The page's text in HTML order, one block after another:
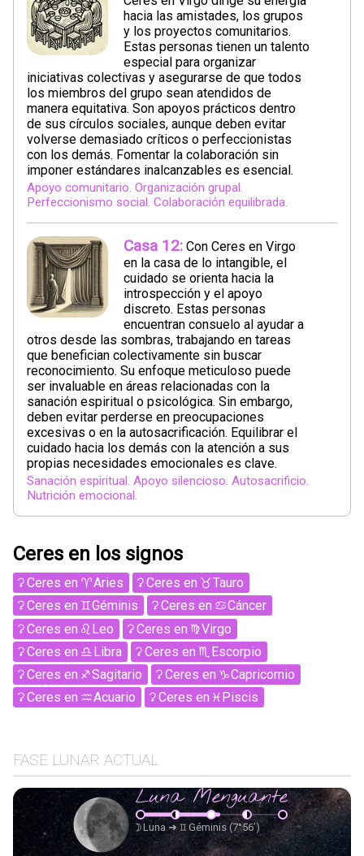
hacia las amistades, los grupos
y los proyectos comunitarios.
Estas personas tienen un talento
especial para organizar
iniciativas colectivas y asegurarse de que todos
los miembros del grupo sean atendidos de
manera equitativa. Son apoyos prácticos dentro
de sus círculos sociales, aunque deben evitar
volverse demasiado críticos o perfeccionistas
con los demás. Fomentar la colaboración sin
imponer estándares inalcanzables es esencial.
Apoyo comunitario. Organización grupal.
Perfeccionismo social. Colaboración equilibrada.
Casa 12: Con Ceres en Virgo
en la casa de lo intangible, el
cuidado se orienta hacia la
introspección y el apoyo
discreto. Estas personas
encuentran consuelo al ayudar a
otros desde las sombras, trabajando en tareas
que benefician colectivamente sin buscar
reconocimiento. Su enfoque meticuloso puede
ser invaluable en áreas relacionadas con la
sanación espiritual o psicológica. Sin embargo,
deben evitar perderse en preocupaciones
excesivas o en la autosacrificación. Equilibrar el
cuidado hacia los demás con la atención a sus
propias necesidades emocionales es clave.
Sanación espiritual. Apoyo silencioso. Autosacrificio.
Nutrición emocional.
Ceres en los signos
Ceres en Aries Ceres en
Tauro
Ceres en Géminis Ceres en
Cáncer
Ceres en Leo Ceres en
Virgo
Ceres en Libra Ceres en
Escorpio
Ceres en Sagitario Ceres en
Capricornio
Ceres en Acuario Ceres en Piscis
FASE LUNAR ACTUAL
Luna Menguante
Luna➜ Géminis (7°56’)